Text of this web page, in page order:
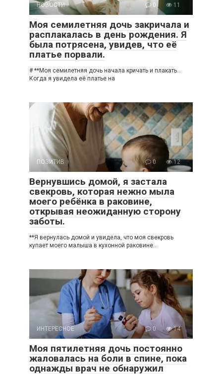
НОВОСТИ 0 11
Моя семилетняя дочь закричала и
расплакалась в день рождения. Я
была потрясена, увидев, что её
платье порвали.
# **Моя семилетняя дочь начала кричать и плакать…
Когда я увидела её платье на
ПОЗИТИВ 0 12
Вернувшись домой, я застала
свекровь, которая нежно мыла
моего ребёнка в раковине,
открывая неожиданную сторону
заботы.
**Я вернулась домой и увидела, что моя свекровь
купает моего малыша в кухонной раковине…
ИНТЕРЕСНОЕ 0 14
Моя пятилетняя дочь постоянно
жаловалась на боли в спине, пока
однажды врач не обнаружил